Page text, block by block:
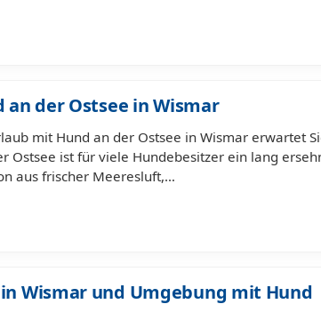
der Ostsee in Wismar
mit Hund an der Ostsee in Wismar erwartet
Ostsee ist für viele Hundebesitzer ein lang
aus frischer Meeresluft,…
Wismar und Umgebung mit Hund